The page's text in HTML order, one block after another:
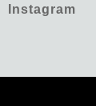
Instagram